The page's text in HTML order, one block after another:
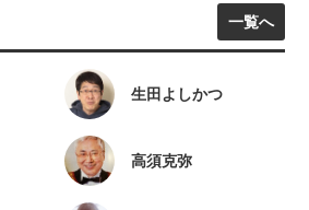
一覧へ
生田よしかつ
高須克弥